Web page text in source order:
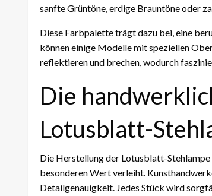
sanfte Grüntöne, erdige Brauntöne oder
Diese Farbpalette trägt dazu bei, eine
können einige Modelle mit speziellen
reflektieren und brechen, wodurch
Die
Lotusblatt-
Die Herstellung der Lotusblatt-
besonderen Wert verleiht.
Detailgenauigkeit. Jedes Stück wird